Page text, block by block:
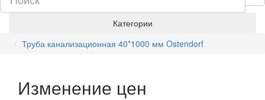
Категории
Труба канализационная 40*1000 мм Ostendorf
Изменение цен